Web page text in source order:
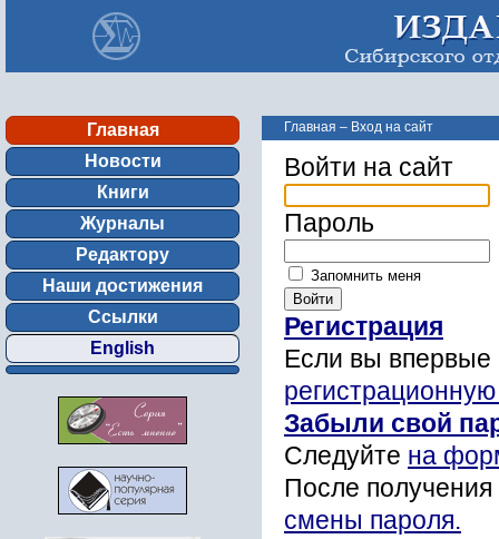
Главная
Новости
Книги
Журналы
Редактору
Наши достижения
Ссылки
English
Главная – Вход на сайт
Войти на сайт
Пароль
Запомнить меня
Регистрация
Если вы впервые
Забыли свой
Следуйте на
После
смены пароля.